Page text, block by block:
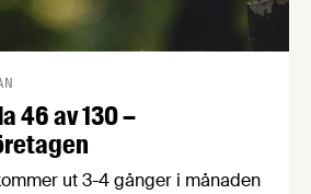
46 av 130 –
ut 3-4 gånger i månaden